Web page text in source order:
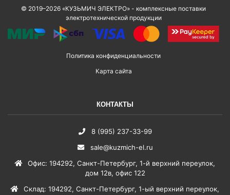
© 2019–2026 «КУЗЬМИЧ ЭЛЕКТРО» - комплексные поставки
электротехнической продукции
Политика конфиденциальности
Карта сайта
КОНТАКТЫ
8 (995) 237-33-99
sale@kuzmich-el.ru
Офис: 194292, Санкт-Петербург, 1-й верхний переулок,
дом 12в, офис 122
Склад: 194292, Санкт-Петербург, 1-ый верхний переулок,